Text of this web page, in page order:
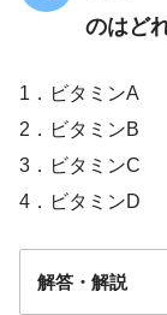
のはど
1．ビタミンA
2．ビタミンB
3．ビタミンC
4．ビタミンD
解答・解説